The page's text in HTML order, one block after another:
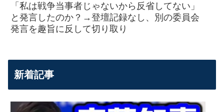
「私は戦争当事者じゃないから反省してない」
と発言したのか？→登壇記録なし、別の委員会
発言を趣旨に反して切り取り
新着記事